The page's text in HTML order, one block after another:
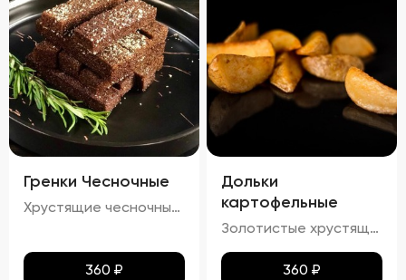
Гренки Чесночные
Хрустящие чесночные гренки – это идеальное сочетание золотистой корочки и нежного аромата чеснока. Каждый кусочек пропитан легким масляным налетом, который подчеркивает насыщенный вкус обжаренного хлеба. Сливочный соус добавляет блюду особую мягкость и кремовую текстуру, а пряности создают изысканное послевкусие. Эти гренки станут отличным дополнением к любому блюду!
360 ₽
Дольки
картофельные
Золотистые хрустящие дольки картофеля с легким налетом масла и кетчупа. Аромат жареного картофеля сочетается с приятными нотками сладковатого кетчупа. Вкус сбалансированный, сладко-соленый, с ярким оттенком жареного картофеля и легким привкусом кетчупа. Текстура плотная, с аппетитной хрустящей корочкой.
360 ₽